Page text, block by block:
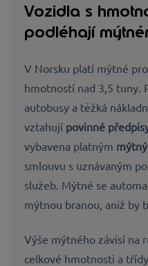
Vozidla s
podléhají
V Norsku platí mýtné
hmotností nad 3,5 tuny.
autobusy a těžká
vztahují povinné
vybavena platným
smlouvu s uznávaným
služeb. Mýtné se
mýtnou branou, aniž by
Výše mýtného závisí na
celkové hmotnosti a